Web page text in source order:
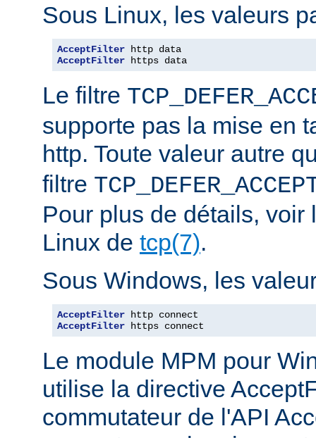
Sous Linux, les valeurs
AcceptFilter
AcceptFilter https data
Le filtre
supporte pas la mise en
http. Toute valeur autre
filtre
Pour plus de détails, voir
Linux de tcp(7).
Sous Windows, les
AcceptFilter
AcceptFilter https connect
Le module MPM pour
utilise la directive
commutateur de l'API